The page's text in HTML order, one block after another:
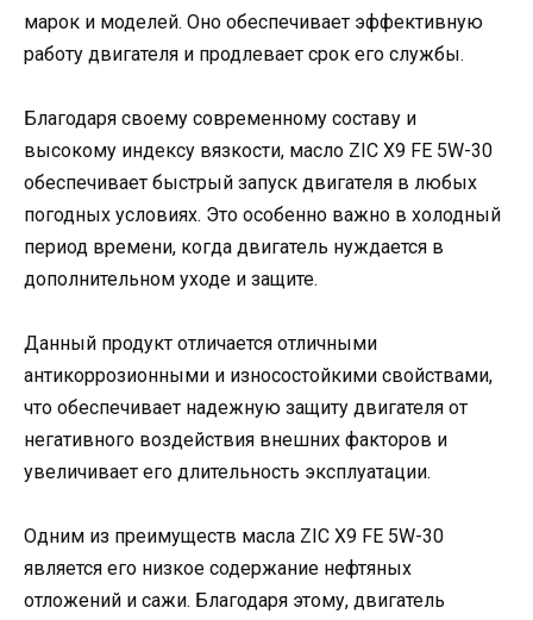
марок и моделей. Оно обеспечивает эффективную
работу двигателя и продлевает срок его службы.
Благодаря своему современному составу и
высокому индексу вязкости, масло ZIC X9 FE 5W-30
обеспечивает быстрый запуск двигателя в любых
погодных условиях. Это особенно важно в холодный
период времени, когда двигатель нуждается в
дополнительном уходе и защите.
Данный продукт отличается отличными
антикоррозионными и износостойкими свойствами,
что обеспечивает надежную защиту двигателя от
негативного воздействия внешних факторов и
увеличивает его длительность эксплуатации.
Одним из преимуществ масла ZIC X9 FE 5W-30
является его низкое содержание нефтяных
отложений и сажи. Благодаря этому, двигатель